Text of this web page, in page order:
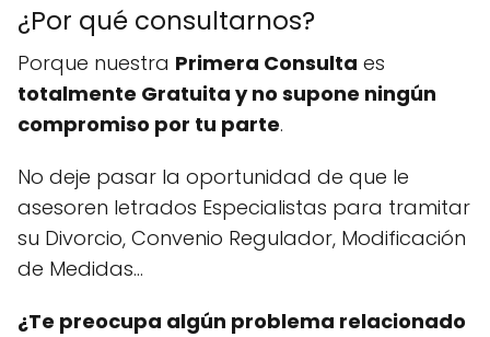
¿Por qué consultarnos?
Porque nuestra Primera Consulta es
totalmente Gratuita y no supone ningún
compromiso por tu parte.
No deje pasar la oportunidad de que le
asesoren letrados Especialistas para tramitar
su Divorcio, Convenio Regulador, Modificación
de Medidas…
¿Te preocupa algún problema relacionado